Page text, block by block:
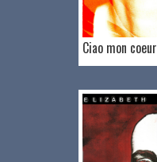
Ciao mon coeur